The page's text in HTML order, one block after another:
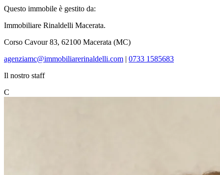
Questo immobile è gestito da:
Immobiliare Rinaldelli Macerata.
Corso Cavour 83, 62100 Macerata (MC)
agenziamc@immobiliarerinaldelli.com | 0733 1585683
Il nostro staff
C